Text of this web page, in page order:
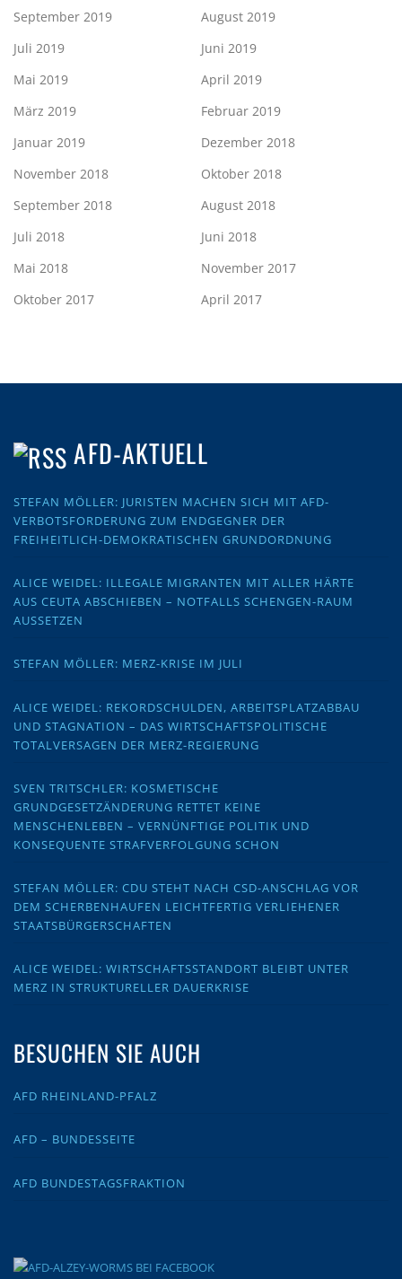
September 2019
August 2019
Juli 2019
Juni 2019
Mai 2019
April 2019
März 2019
Februar 2019
Januar 2019
Dezember 2018
November 2018
Oktober 2018
September 2018
August 2018
Juli 2018
Juni 2018
Mai 2018
November 2017
Oktober 2017
April 2017
AFD-AKTUELL
STEFAN MÖLLER: JURISTEN MACHEN SICH MIT AFD-
VERBOTSFORDERUNG ZUM ENDGEGNER DER
FREIHEITLICH-DEMOKRATISCHEN GRUNDORDNUNG
ALICE WEIDEL: ILLEGALE MIGRANTEN MIT ALLER HÄRTE
AUS CEUTA ABSCHIEBEN – NOTFALLS SCHENGEN-RAUM
AUSSETZEN
STEFAN MÖLLER: MERZ-KRISE IM JULI
ALICE WEIDEL: REKORDSCHULDEN, ARBEITSPLATZABBAU
UND STAGNATION – DAS WIRTSCHAFTSPOLITISCHE
TOTALVERSAGEN DER MERZ-REGIERUNG
SVEN TRITSCHLER: KOSMETISCHE
GRUNDGESETZÄNDERUNG RETTET KEINE
MENSCHENLEBEN – VERNÜNFTIGE POLITIK UND
KONSEQUENTE STRAFVERFOLGUNG SCHON
STEFAN MÖLLER: CDU STEHT NACH CSD-ANSCHLAG VOR
DEM SCHERBENHAUFEN LEICHTFERTIG VERLIEHENER
STAATSBÜRGERSCHAFTEN
ALICE WEIDEL: WIRTSCHAFTSSTANDORT BLEIBT UNTER
MERZ IN STRUKTURELLER DAUERKRISE
BESUCHEN SIE AUCH
AFD RHEINLAND-PFALZ
AFD – BUNDESSEITE
AFD BUNDESTAGSFRAKTION